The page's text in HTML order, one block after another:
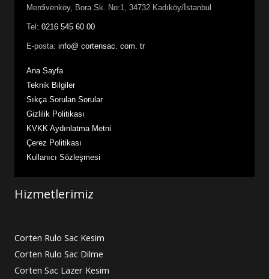
Merdivenköy, Bora Sk. No:1, 34732 Kadıköy/İstanbul
Tel: 0216 545 60 00
E-posta: info@ cortensac. com. tr
Ana Sayfa
Teknik Bilgiler
Sıkça Sorulan Sorular
Gizlilik Politikası
KVKK Aydınlatma Metni
Çerez Politikası
Kullanıcı Sözleşmesi
Hizmetlerimiz
Corten Rulo Sac Kesim
Corten Rulo Sac Dilme
Corten Sac Lazer Kesim